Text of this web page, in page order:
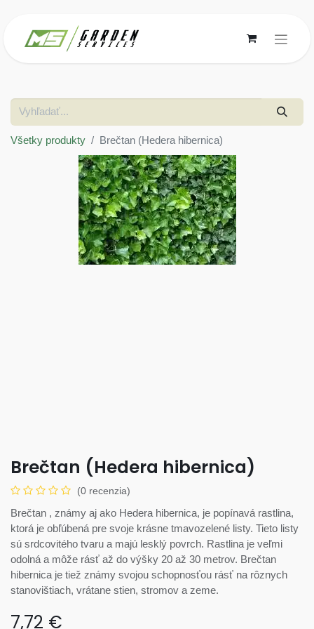
Všetky produkty Brečtan (Hedera hibernica)
Brečtan (Hedera hibernica)
(0 recenzia)
Brečtan , známy aj ako Hedera hibernica, je popínavá rastlina,
ktorá je obľúbená pre svoje krásne tmavozelené listy. Tieto listy
sú srdcovitého tvaru a majú lesklý povrch. Rastlina je veľmi
odolná a môže rásť až do výšky 20 až 30 metrov. Brečtan
hibernica je tiež známy svojou schopnosťou rásť na rôznych
stanovištiach, vrátane stien, stromov a zeme.
7,72 €